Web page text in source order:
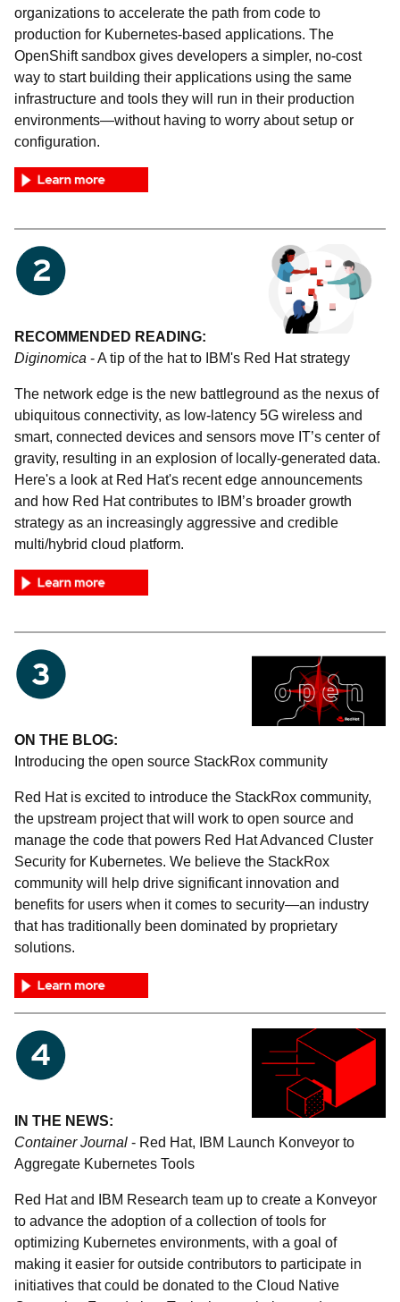
organizations to accelerate the path from code to
production for Kubernetes-based applications. The
OpenShift sandbox gives developers a simpler, no-cost
way to start building their applications using the same
infrastructure and tools they will run in their production
environments—without having to worry about setup or
configuration.
RECOMMENDED READING:
Diginomica - A tip of the hat to IBM's Red Hat strategy
The network edge is the new battleground as the nexus of
ubiquitous connectivity, as low-latency 5G wireless and
smart, connected devices and sensors move IT’s center of
gravity, resulting in an explosion of locally-generated data.
Here's a look at Red Hat's recent edge announcements
and how Red Hat contributes to IBM’s broader growth
strategy as an increasingly aggressive and credible
multi/hybrid cloud platform.
ON THE BLOG:
Introducing the open source StackRox community
Red Hat is excited to introduce the StackRox community,
the upstream project that will work to open source and
manage the code that powers Red Hat Advanced Cluster
Security for Kubernetes. We believe the StackRox
community will help drive significant innovation and
benefits for users when it comes to security—an industry
that has traditionally been dominated by proprietary
solutions.
IN THE NEWS:
Container Journal - Red Hat, IBM Launch Konveyor to
Aggregate Kubernetes Tools
Red Hat and IBM Research team up to create a Konveyor
to advance the adoption of a collection of tools for
optimizing Kubernetes environments, with a goal of
making it easier for outside contributors to participate in
initiatives that could be donated to the Cloud Native